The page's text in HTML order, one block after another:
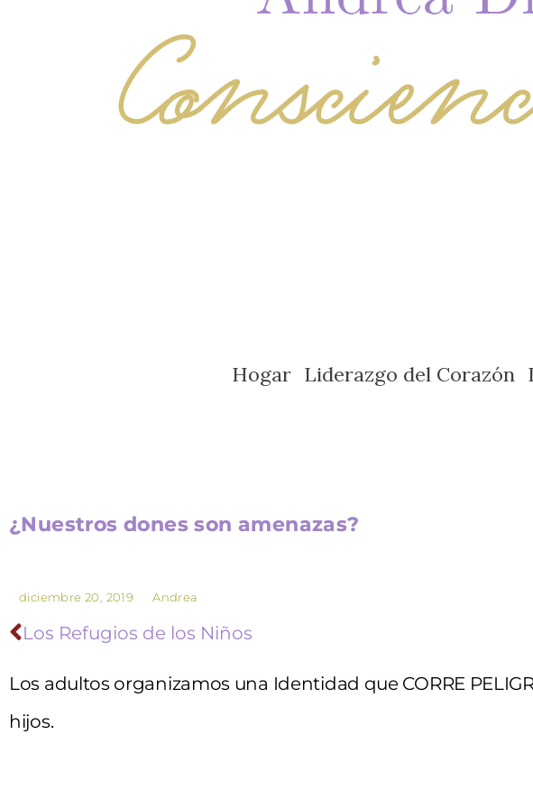
Hogar Liderazgo del Corazón
¿Nuestros dones son amenazas?
diciembre 20, 2019 Andrea
Los Refugios de los Niños
Los adultos organizamos una Identidad que CORRE
hijos.